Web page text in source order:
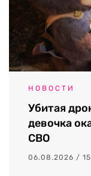
НОВОСТИ
Убитая
девочка
СВО
06.08.2026 /